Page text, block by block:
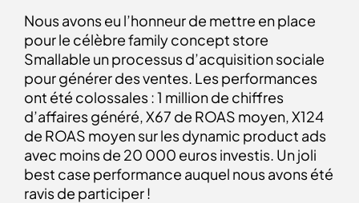
Nous avons eu l’honneur de mettre en place
pour le célèbre family concept store
Smallable un processus d’acquisition sociale
pour générer des ventes. Les performances
ont été colossales : 1 million de chiffres
d’affaires généré, X67 de ROAS moyen, X124
de ROAS moyen sur les dynamic product ads
avec moins de 20 000 euros investis. Un joli
best case performance auquel nous avons été
ravis de participer !